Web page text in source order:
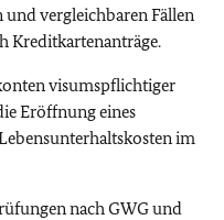
vergleichbaren Fällen
Kreditkartenanträge.
visumspflichtiger
Eröffnung eines
im
nach GWG und